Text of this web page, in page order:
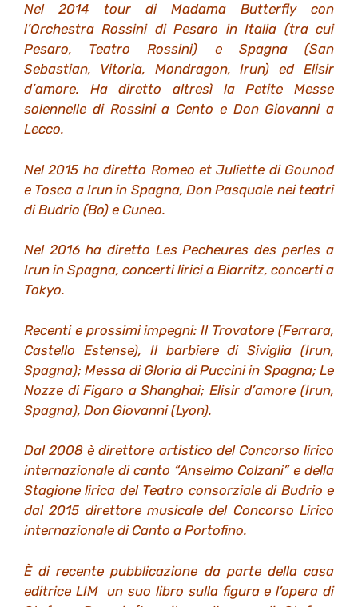
Nel 2014 tour di Madama Butterfly con
l’Orchestra Rossini di Pesaro in Italia (tra cui
Pesaro, Teatro Rossini) e Spagna (San
Sebastian, Vitoria, Mondragon, Irun) ed Elisir
d’amore. Ha diretto altresì la Petite Messe
solennelle di Rossini a Cento e Don Giovanni a
Lecco.
Nel 2015 ha diretto Romeo et Juliette di Gounod
e Tosca a Irun in Spagna, Don Pasquale nei teatri
di Budrio (Bo) e Cuneo.
Nel 2016 ha diretto Les Pecheures des perles a
Irun in Spagna, concerti lirici a Biarritz, concerti a
Tokyo.
Recenti e prossimi impegni: Il Trovatore (Ferrara,
Castello Estense), Il barbiere di Siviglia (Irun,
Spagna); Messa di Gloria di Puccini in Spagna; Le
Nozze di Figaro a Shanghai; Elisir d’amore (Irun,
Spagna), Don Giovanni (Lyon).
Dal 2008 è direttore artistico del Concorso lirico
internazionale di canto “Anselmo Colzani” e della
Stagione lirica del Teatro consorziale di Budrio e
dal 2015 direttore musicale del Concorso Lirico
internazionale di Canto a Portofino.
È di recente pubblicazione da parte della casa
editrice LIM un suo libro sulla figura e l’opera di